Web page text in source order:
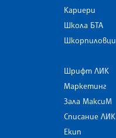
Кариери
Школа БТА
Шкорпиловци
Шрифт ЛИК
Маркетинг
Зала МаксиМ
Списание ЛИК
Екип